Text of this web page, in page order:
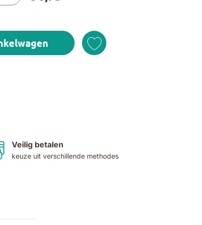
Veilig betalen
keuze uit verschillende methodes